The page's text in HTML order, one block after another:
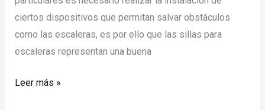
ciertos dispositivos que permitan salvar obstáculos
como las escaleras, es por ello que las sillas para
escaleras representan una buena
Leer más »